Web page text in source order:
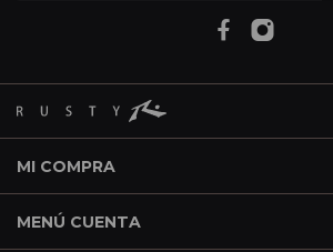
MI COMPRA
MENÚ CUENTA